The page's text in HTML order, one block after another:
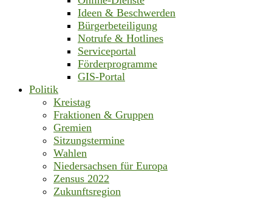
Ideen & Beschwerden
Bürgerbeteiligung
Notrufe & Hotlines
Serviceportal
Förderprogramme
GIS-Portal
Politik
Kreistag
Fraktionen & Gruppen
Gremien
Sitzungstermine
Wahlen
Niedersachsen für Europa
Zensus 2022
Zukunftsregion